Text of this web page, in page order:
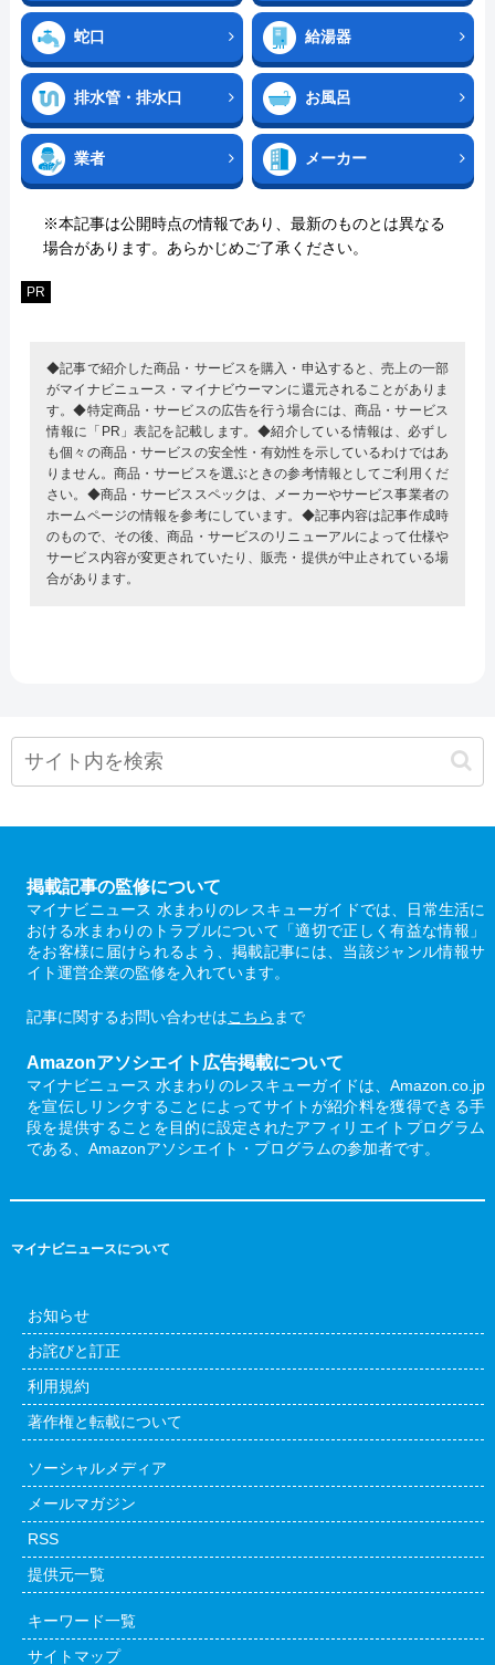
蛇口 給湯器
排水管・排水口 お風呂
業者 メーカー
※本記事は公開時点の情報であり、最新のものとは異なる
場合があります。あらかじめご了承ください。
PR
◆記事で紹介した商品・サービスを購入・申込すると、売上の一部
がマイナビニュース・マイナビウーマンに還元されることがありま
す。◆特定商品・サービスの広告を行う場合には、商品・サービス
情報に「PR」表記を記載します。◆紹介している情報は、必ずし
も個々の商品・サービスの安全性・有効性を示しているわけではあ
りません。商品・サービスを選ぶときの参考情報としてご利用くだ
さい。◆商品・サービススペックは、メーカーやサービス事業者の
ホームページの情報を参考にしています。◆記事内容は記事作成時
のもので、その後、商品・サービスのリニューアルによって仕様や
サービス内容が変更されていたり、販売・提供が中止されている場
合があります。
掲載記事の監修について
マイナビニュース 水まわりのレスキューガイドでは、日常生活に
おける水まわりのトラブルについて「適切で正しく有益な情報」
をお客様に届けられるよう、掲載記事には、当該ジャンル情報サ
イト運営企業の監修を入れています。
記事に関するお問い合わせはこちら まで
Amazonアソシエイト広告掲載について
マイナビニュース 水まわりのレスキューガイドは、Amazon.co.jp
を宣伝しリンクすることによってサイトが紹介料を獲得できる手
段を提供することを目的に設定されたアフィリエイトプログラム
である、Amazonアソシエイト・プログラムの参加者です。
マイナビニュースについて
お知らせ
お詫びと訂正
利用規約
著作権と転載について
ソーシャルメディア
メールマガジン
RSS
提供元一覧
キーワード一覧
サイトマップ